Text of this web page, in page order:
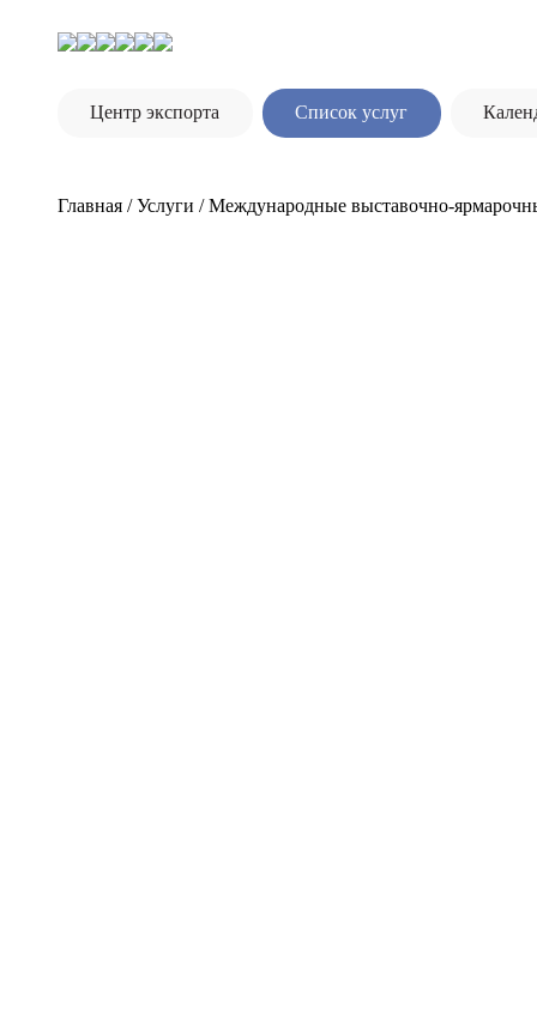
Центр экспорта Список услуг
Главная /Услуги /Международные выставочно-